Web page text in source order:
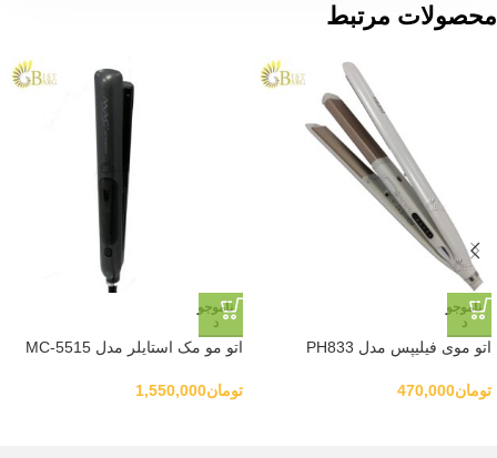
محصولات مرتبط
ناموجو
د
اتو موی فیلیپس مدل PH833
تومان470,000
ناموجو
د
اتو مو مک استایلر مدل MC-5515
تومان1,550,000